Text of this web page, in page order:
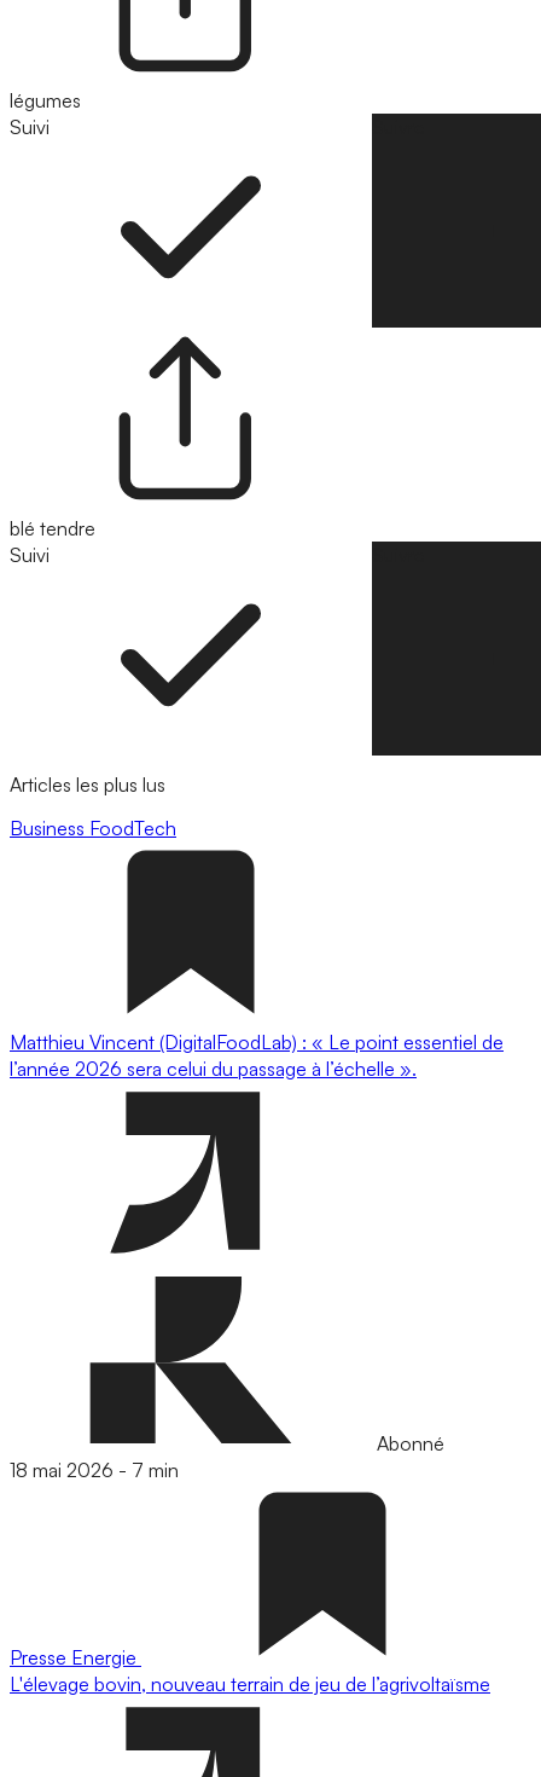
légumes
Suivi
blé tendre
Suivi
Articles les plus lus
Business FoodTech
Matthieu Vincent (DigitalFoodLab) : « Le point essentiel de
l’année 2026 sera celui du passage à l’échelle ».
Abonné
18 mai 2026 - 7 min
Presse Energie
L'élevage bovin, nouveau terrain de jeu de l’agrivoltaïsme